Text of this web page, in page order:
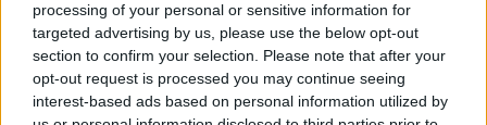
processing of your personal or sensitive information for
targeted advertising by us, please use the below opt-out
section to confirm your selection. Please note that after your
opt-out request is processed you may continue seeing
interest-based ads based on personal information utilized by
9 πράγματα που δεν πρέπει να
λέτε σε έναν επισκέπτη
27 Φεβρουαρίου 2026